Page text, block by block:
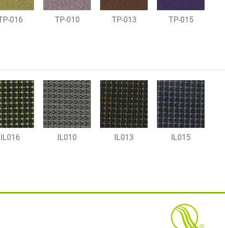
016 TP-010 TP-013 TP-015
IL016 IL010 IL013 IL015